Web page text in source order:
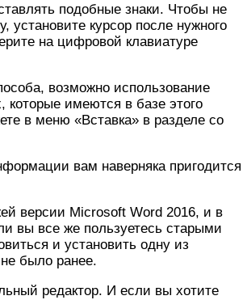
подобные знаки. Чтобы не
установите курсор после нужного
на цифровой клавиатуре
возможно использование
которые имеются в базе этого
в меню «Вставка» в разделе со
вам наверняка пригодится
версии Microsoft Word 2016, и в
вы все же пользуетесь старыми
и установить одну из
было ранее.
редактор. И если вы хотите